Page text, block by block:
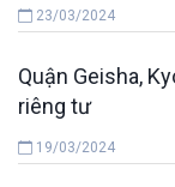
23/03/2024
Quận Geisha,
riêng tư
19/03/2024